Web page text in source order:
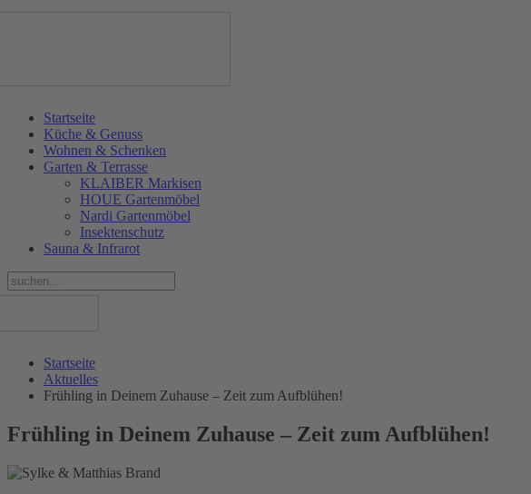
Startseite
Küche & Genuss
Wohnen & Schenken
Garten & Terrasse
KLAIBER Markisen
HOUE Gartenmöbel
Nardi Gartenmöbel
Insektenschutz
Sauna & Infrarot
Startseite
Aktuelles
Frühling in Deinem Zuhause – Zeit zum Aufblühen!
Frühling in Deinem Zuhause – Zeit zum Aufblühen!